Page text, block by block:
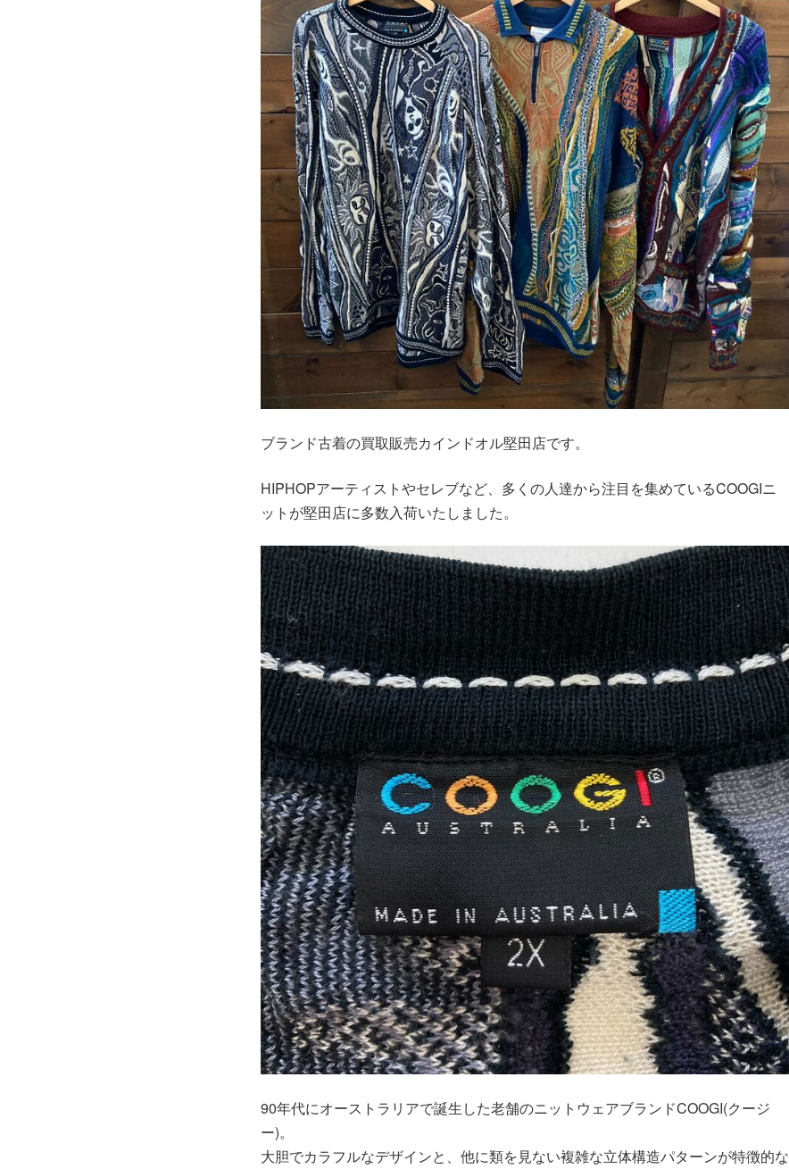
ブランド古着の買取販売カインドオル堅田店です。
HIPHOPアーティストやセレブなど、多くの人達から注目を集めているCOOGIニ
ットが堅田店に多数入荷いたしました。
90年代にオーストラリアで誕生した老舗のニットウェアブランドCOOGI(クージ
ー)。
大胆でカラフルなデザインと、他に類を見ない複雑な立体構造パターンが特徴的な